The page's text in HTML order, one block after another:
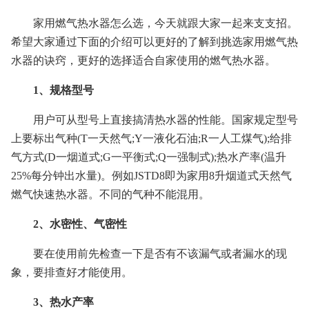
家用燃气热水器怎么选，今天就跟大家一起来支支招。
希望大家通过下面的介绍可以更好的了解到挑选家用燃气热
水器的诀窍，更好的选择适合自家使用的燃气热水器。
1、规格型号
用户可从型号上直接搞清热水器的性能。国家规定型号
上要标出气种(T一天然气;Y一液化石油;R一人工煤气);给排
气方式(D一烟道式;G一平衡式;Q一强制式);热水产率(温升
25%每分钟出水量)。例如JSTD8即为家用8升烟道式天然气
燃气快速热水器。不同的气种不能混用。
2、水密性、气密性
要在使用前先检查一下是否有不该漏气或者漏水的现
象，要排查好才能使用。
3、热水产率